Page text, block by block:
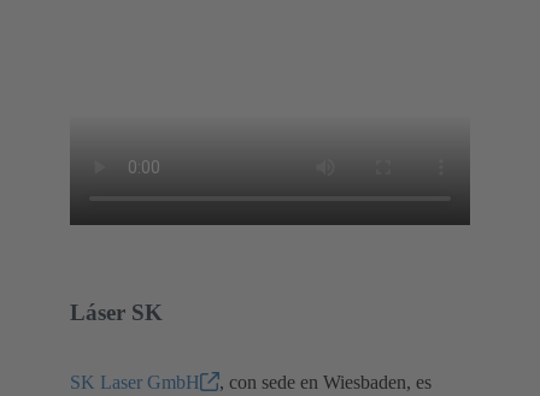
Láser SK
SK Laser GmbH
, con sede en Wiesbaden, es